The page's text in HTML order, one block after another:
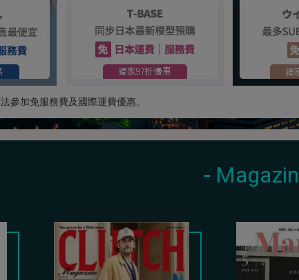
參加免服務費及國際運費優惠。